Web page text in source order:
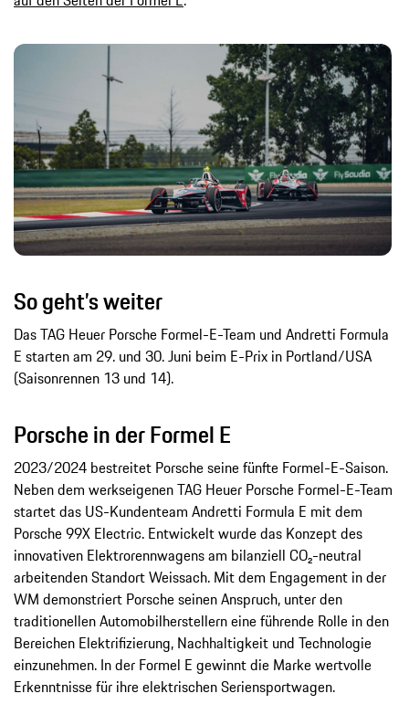
So geht’s weiter
Das TAG Heuer Porsche Formel-E-Team und Andretti Formula
E starten am 29. und 30. Juni beim E-Prix in Portland/USA
(Saisonrennen 13 und 14).
Porsche in der Formel E
2023/2024 bestreitet Porsche seine fünfte Formel-E-Saison.
Neben dem werkseigenen TAG Heuer Porsche Formel-E-Team
startet das US-Kundenteam Andretti Formula E mit dem
Porsche 99X Electric. Entwickelt wurde das Konzept des
innovativen Elektrorennwagens am bilanziell CO₂-neutral
arbeitenden Standort Weissach. Mit dem Engagement in der
WM demonstriert Porsche seinen Anspruch, unter den
traditionellen Automobilherstellern eine führende Rolle in den
Bereichen Elektrifizierung, Nachhaltigkeit und Technologie
einzunehmen. In der Formel E gewinnt die Marke wertvolle
Erkenntnisse für ihre elektrischen Seriensportwagen.